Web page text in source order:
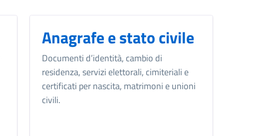
Anagrafe e stato civile
Documenti d’identità, cambio di
residenza, servizi elettorali, cimiteriali e
certificati per nascita, matrimoni e unioni
civili.